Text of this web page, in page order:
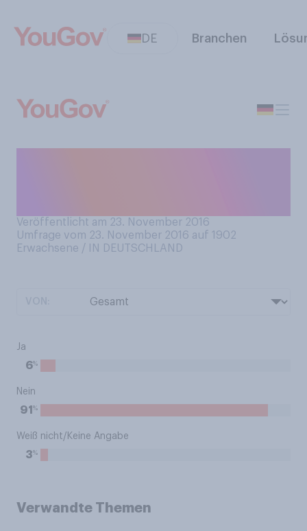
DE Branchen
Veröffentlicht am 23. November 2016
Umfrage vom 23. November 2016 auf 1902
Erwachsene / IN DEUTSCHLAND
Ja
6%
Nein
91 %
Weiß nicht/Keine Angabe
3%
Verwandte Themen